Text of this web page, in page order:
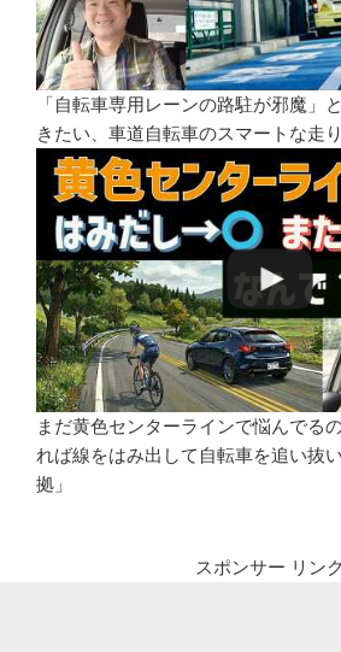
「自転車専用レーンの路駐が邪魔」
きたい、車道自転車のスマートな走
まだ黄色センターラインで悩んでる
れば線をはみ出して自転車を追い抜
拠」
スポンサー リンク